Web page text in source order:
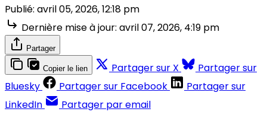
Publié: avril 05, 2026, 12:18 pm
Dernière mise à jour: avril 07, 2026, 4:19 pm
Partager
Copier le lien Partager sur X
Partager sur
Bluesky
Partager sur Facebook
Partager sur
LinkedIn
Partager par email